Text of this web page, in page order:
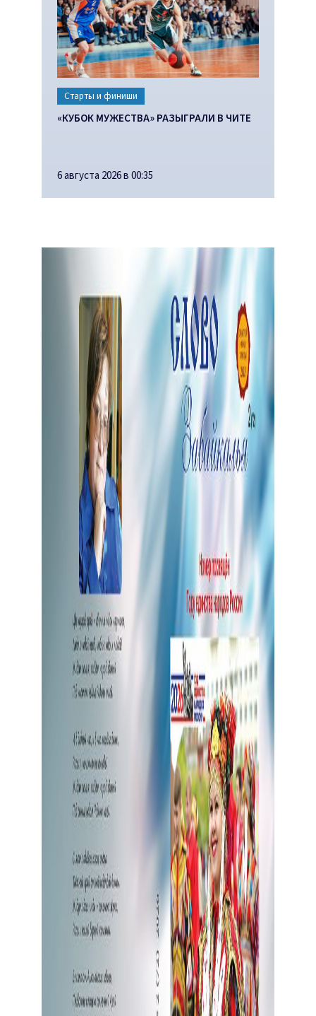
Старты и финиши
«КУБОК МУЖЕСТВА» РАЗЫГРАЛИ В ЧИТЕ
6 августа 2026 в 00:35